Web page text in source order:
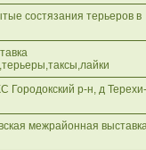
состязания терьеров в
р-н, д
межрайонная